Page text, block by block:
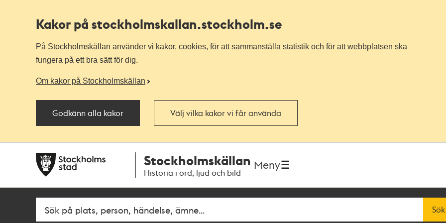
Kakor på stockholmskallan.stockholm.se
På Stockholmskällan använder vi kakor, cookies, för att sammanställa statistik och för att webbplatsen ska
fungera på ett bra sätt för dig.
Om kakor på Stockholmskällan
Godkänn alla kakor Välj vilka kakor vi får använda
navigationen
huvudinnehållet
Stockholmskällan
Historia i ord, ljud och bild
Meny
Fritextsök Sök